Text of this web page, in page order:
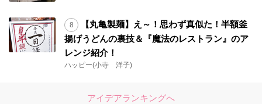
【丸亀製麺】え～！思わず真似た！半額釜
揚げうどんの裏技＆『魔法のレストラン』のア
レンジ紹介！
ハッピー(小寺 洋子)
アイデアランキングへ